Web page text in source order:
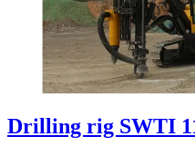
Drilling rig SWTI